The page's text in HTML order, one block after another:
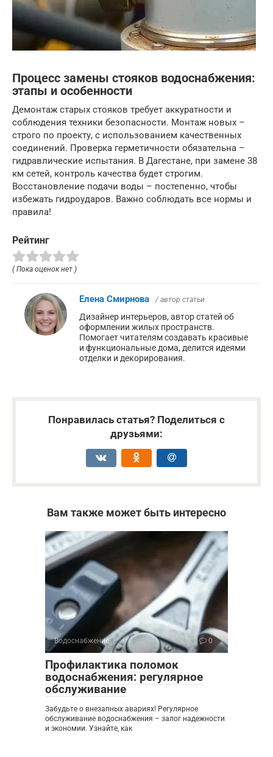
Процесс замены стояков водоснабжения:
этапы и особенности
Демонтаж старых стояков требует аккуратности и
соблюдения техники безопасности. Монтаж новых –
строго по проекту, с использованием качественных
соединений. Проверка герметичности обязательна –
гидравлические испытания. В Дагестане, при замене 38
км сетей, контроль качества будет строгим.
Восстановление подачи воды – постепенно, чтобы
избежать гидроударов. Важно соблюдать все нормы и
правила!
Рейтинг
( Пока оценок нет )
Елена Смирнова / автор статьи
Дизайнер интерьеров, автор статей об
оформлении жилых пространств.
Помогает читателям создавать красивые
и функциональные дома, делится идеями
отделки и декорирования.
Понравилась статья? Поделиться с
друзьями:
Вам также может быть интересно
Водоснабжение 0
Профилактика поломок
водоснабжения: регулярное
обслуживание
Забудьте о внезапных авариях! Регулярное
обслуживание водоснабжения – залог надежности
и экономии. Узнайте, как